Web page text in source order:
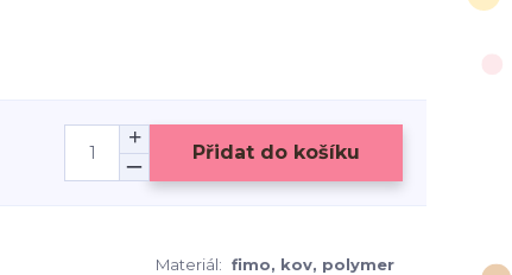
Přidat do košíku
Materiál: fimo, kov, polymer